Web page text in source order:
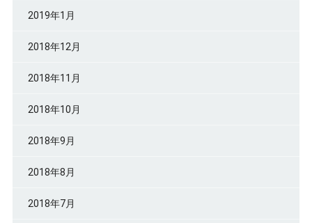
2019年1月
2018年12月
2018年11月
2018年10月
2018年9月
2018年8月
2018年7月